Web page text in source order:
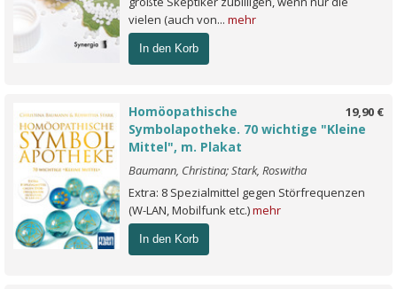
vielen (auch von... mehr
In den Korb
19,90 €
Homöopathische
Symbolapotheke. 70 wichtige "Kleine
Mittel", m. Plakat
Baumann, Christina; Stark, Roswitha
Extra: 8 Spezialmittel gegen Störfrequenzen
(W-LAN, Mobilfunk etc.)mehr
In den Korb